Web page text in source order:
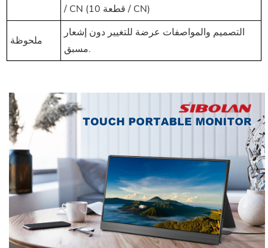
/ CN (10 قطعة / CN)
ملحوظة
التصميم والمواصفات عرضة للتغيير دون إشعار
مسبق.